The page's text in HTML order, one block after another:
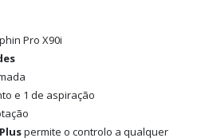
Pro X90i
e 1 de aspiração
permite o controlo a qualquer